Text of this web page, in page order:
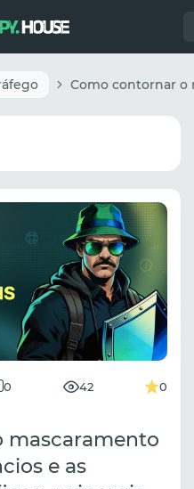
0 42 0
mascaramento
e as